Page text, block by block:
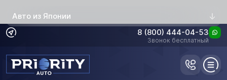
Авто из Японии
8 (800) 444-04-53
Звонок бесплатный